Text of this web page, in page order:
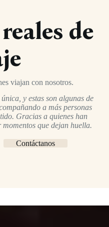
de
viajan con nosotros.
y estas son algunas de
a más personas
Gracias a quienes han
que dejan huella.
Contáctanos